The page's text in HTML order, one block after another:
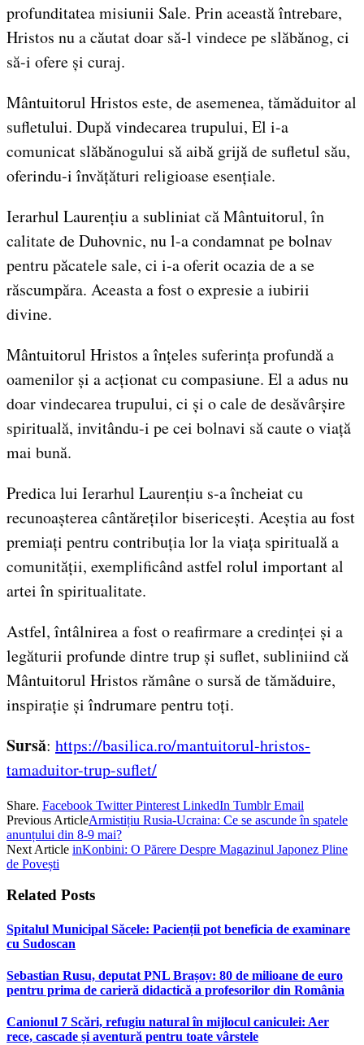
profunditatea misiunii Sale. Prin această întrebare,
Hristos nu a căutat doar să-l vindece pe slăbănog, ci
să-i ofere și curaj.
Mântuitorul Hristos este, de asemenea, tămăduitor al
sufletului. După vindecarea trupului, El i-a
comunicat slăbănogului să aibă grijă de sufletul său,
oferindu-i învățături religioase esențiale.
Ierarhul Laurențiu a subliniat că Mântuitorul, în
calitate de Duhovnic, nu l-a condamnat pe bolnav
pentru păcatele sale, ci i-a oferit ocazia de a se
răscumpăra. Aceasta a fost o expresie a iubirii
divine.
Mântuitorul Hristos a înțeles suferința profundă a
oamenilor și a acționat cu compasiune. El a adus nu
doar vindecarea trupului, ci și o cale de desăvârșire
spirituală, invitându-i pe cei bolnavi să caute o viață
mai bună.
Predica lui Ierarhul Laurențiu s-a încheiat cu
recunoașterea cântăreților bisericești. Aceștia au fost
premiați pentru contribuția lor la viața spirituală a
comunității, exemplificând astfel rolul important al
artei în spiritualitate.
Astfel, întâlnirea a fost o reafirmare a credinței și a
legăturii profunde dintre trup și suflet, subliniind că
Mântuitorul Hristos rămâne o sursă de tămăduire,
inspirație și îndrumare pentru toți.
Sursă: https://basilica.ro/mantuitorul-hristos-
tamaduitor-trup-suflet/
Share. Facebook Twitter Pinterest LinkedIn Tumblr Email
Previous ArticleArmistițiu Rusia-Ucraina: Ce se ascunde în spatele
anunțului din 8-9 mai?
Next Article inKonbini: O Părere Despre Magazinul Japonez Pline
de Povești
Related Posts
Spitalul Municipal Săcele: Pacienții pot beneficia de examinare
cu Sudoscan
Sebastian Rusu, deputat PNL Brașov: 80 de milioane de euro
pentru prima de carieră didactică a profesorilor din România
Canionul 7 Scări, refugiu natural în mijlocul caniculei: Aer
rece, cascade și aventură pentru toate vârstele